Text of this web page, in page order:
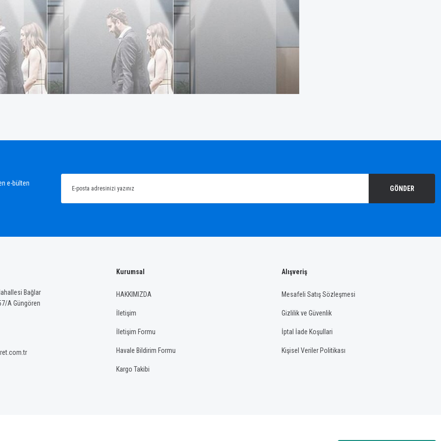
e-bülten
GÖNDER
Bağlar
A Güngören
Kurumsal
HAKKIMIZDA
İletişim
İletişim Formu
Havale Bildirim Formu
Kargo Takibi
Alışveriş
Mesafeli Satış Sözleşmesi
Gizlilik ve Güvenlik
İptal İade Koşullari
Kişisel Veriler Politikası